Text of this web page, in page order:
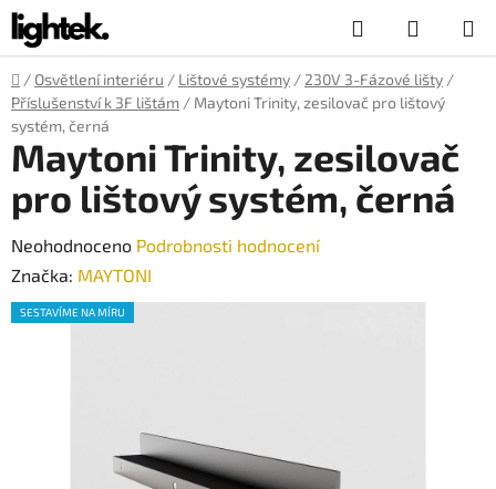
Přejít
na
obsah
Hledat
KOŠÍK
Domů
/ Osvětlení interiéru / Lištové systémy / 230V 3-Fázové lišty /
Příslušenství k 3F lištám / Maytoni Trinity, zesilovač pro lištový
systém, černá
Maytoni Trinity, zesilovač
pro lištový systém, černá
Průměrné
hodnocení
produktu
Neohodnoceno Podrobnosti hodnocení
Značka: MAYTONI
SESTAVÍME NA MÍRU